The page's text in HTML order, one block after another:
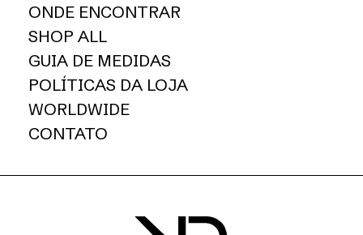
ONDE ENCONTRAR
SHOP ALL
GUIA DE MEDIDAS
POLÍTICAS DA LOJA
WORLDWIDE
CONTATO